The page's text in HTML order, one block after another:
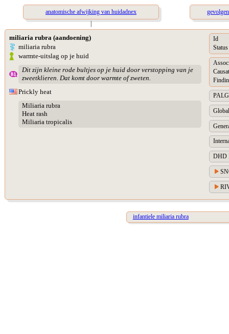
anatomische afwijking van huidadnex
|
miliaria rubra (aandoening)
miliaria rubra
warmte-uitslag op je huid
Dit zijn kleine rode bultjes op je huid door verstopping van je
zweetklieren. Dat komt door warmte of zweten.
Prickly heat
Miliaria rubra
Heat rash
Miliaria tropicalis
Id
Status
DHD
infantiele miliaria rubra